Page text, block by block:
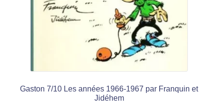
Gaston 7/10 Les années 1966-1967 par Franquin et
Jidéhem